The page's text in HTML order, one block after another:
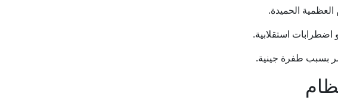
العظمية الحميدة.
اضطرابات استقلابية.
بسبب طفرة جينية.